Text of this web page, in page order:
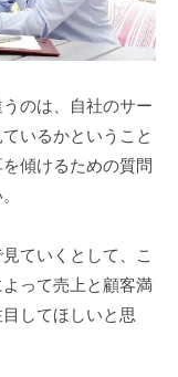
のは、自社のサー
いるかということ
傾けるための質問
ていくとして、こ
って売上と顧客満
してほしいと思